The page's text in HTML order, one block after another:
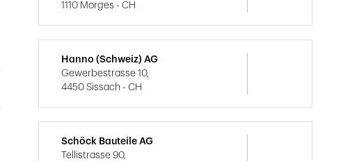
1110 Morges - CH
Hanno (Schweiz) AG
Gewerbestrasse 10,
4450 Sissach - CH
Schöck Bauteile AG
Tellistrasse 90,